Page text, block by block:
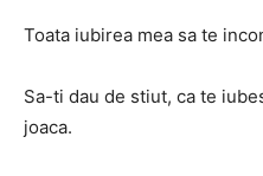
Toata iubirea mea sa te
Sa-ti dau de stiut, ca te
joaca.